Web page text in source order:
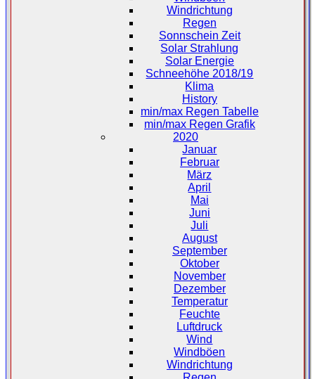
Windrichtung
Regen
Sonnschein Zeit
Solar Strahlung
Solar Energie
Schneehöhe 2018/19
Klima
History
min/max Regen Tabelle
min/max Regen Grafik
2020
Januar
Februar
März
April
Mai
Juni
Juli
August
September
Oktober
November
Dezember
Temperatur
Feuchte
Luftdruck
Wind
Windböen
Windrichtung